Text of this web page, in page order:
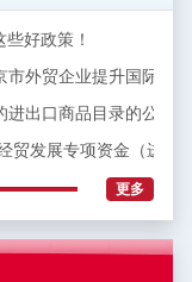
好政策！
外贸企业提升国际化
出口商品目录的公告
贸发展专项资金（进口
更多